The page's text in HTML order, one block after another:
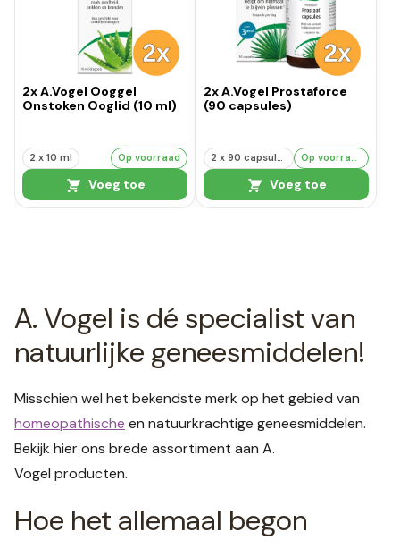
2x A.Vogel Ooggel
Onstoken Ooglid (10 ml)
2 x 10 ml Op voorraad
Voeg toe
2x A.Vogel Prostaforce
(90 capsules)
Voeg toe
A. Vogel is dé specialist van
natuurlijke geneesmiddelen!
Misschien wel het bekendste merk op het gebied van
homeopathische en natuurkrachtige geneesmiddelen.
Bekijk hier ons brede assortiment aan A.
Vogel producten.
Hoe het allemaal begon